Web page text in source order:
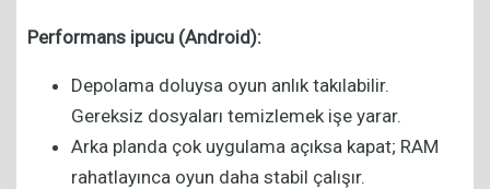
Performans ipucu (Android):
Depolama doluysa oyun anlık takılabilir.
Gereksiz dosyaları temizlemek işe yarar.
Arka planda çok uygulama açıksa kapat; RAM
rahatlayınca oyun daha stabil çalışır.